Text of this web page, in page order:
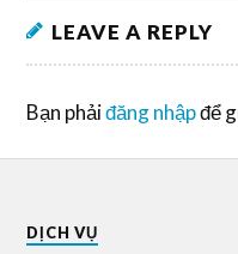
LEAVE A REPLY
Bạn phảiđăng nhậpđể
DỊCH VỤ